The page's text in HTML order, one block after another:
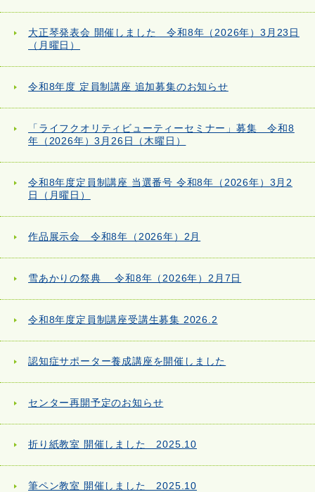
大正琴発表会 開催しました 令和8年（2026年）3月23日
（月曜日）
令和8年度 定員制講座 追加募集のお知らせ
「ライフクオリティビューティーセミナー」募集 令和8
年（2026年）3月26日（木曜日）
令和8年度定員制講座 当選番号 令和8年（2026年）3月2
日（月曜日）
作品展示会 令和8年（2026年）2月
雪あかりの祭典 令和8年（2026年）2月7日
令和8年度定員制講座受講生募集 2026.2
認知症サポーター養成講座を開催しました
センター再開予定のお知らせ
折り紙教室 開催しました 2025.10
筆ペン教室 開催しました 2025.10